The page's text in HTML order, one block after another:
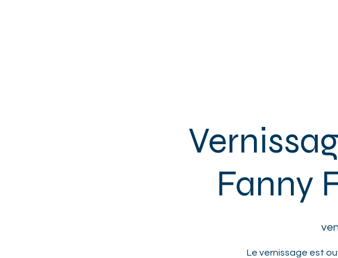
Fanny
Le vernissage est